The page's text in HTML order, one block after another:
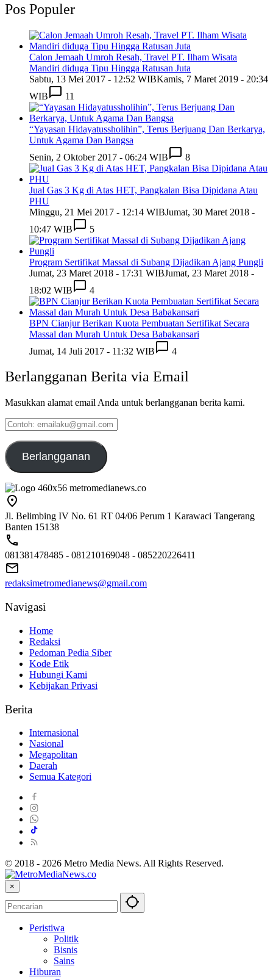
Pos Populer
Calon Jemaah Umroh Resah, Travel PT. Ilham Wisata
Mandiri diduga Tipu Hingga Ratusan Juta
Sabtu, 13 Mei 2017 - 12:52 WIBKamis, 7 Maret 2019 - 20:34
WIB
11
“Yayasan Hidayatussholihin”, Terus Berjuang Dan Berkarya,
Untuk Agama Dan Bangsa
Senin, 2 Oktober 2017 - 06:24 WIB
8
Jual Gas 3 Kg di Atas HET, Pangkalan Bisa Dipidana Atau
PHU
Minggu, 21 Mei 2017 - 12:14 WIBJumat, 30 Maret 2018 -
10:47 WIB
5
Program Sertifikat Massal di Subang Dijadikan Ajang Pungli
Jumat, 23 Maret 2018 - 17:31 WIBJumat, 23 Maret 2018 -
18:02 WIB
4
BPN Cianjur Berikan Kuota Pembuatan Sertifikat Secara
Massal dan Murah Untuk Desa Babakansari
Jumat, 14 Juli 2017 - 11:32 WIB
4
Berlangganan Berita via Email
Masukkan alamat email Anda untuk berlangganan berita kami.
Contoh:
emailaku@gmail.com
Berlangganan
Jl. Belimbing IV No. 61 RT 04/06 Perum 1 Karawaci Tangerang
Banten 15138
081381478485 - 081210169048 - 085220226411
redaksimetromedianews@gmail.com
Navigasi
Home
Redaksi
Pedoman Pedia Siber
Kode Etik
Hubungi Kami
Kebijakan Privasi
Berita
Internasional
Nasional
Megapolitan
Daerah
Semua Kategori
© 2018 - 2026 Metro Media News. All Rights Reserved.
×
Peristiwa
Politik
Bisnis
Sains
Hiburan